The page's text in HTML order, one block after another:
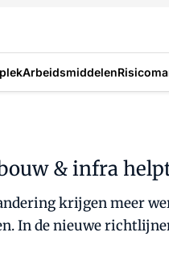
Arbeidsmiddelen
& infra
krijgen meer
In de nieuwe